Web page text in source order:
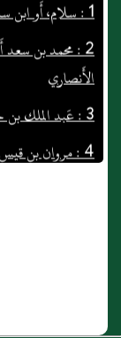
2 : محمد بن سعد
الأَنصاري
3 : عَبد الملك بن خصاف بن أَبي خصيف
4 : مروان بن قيس السلمي
5 : حَدَّثَنَا خَلاَدٌ